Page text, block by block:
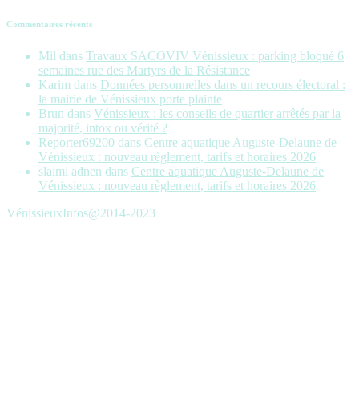
Commentaires récents
Mil dans Travaux SACOVIV Vénissieux : parking bloqué 6
semaines rue des Martyrs de la Résistance
Karim dans Données personnelles dans un recours électoral :
la mairie de Vénissieux porte plainte
Brun dans Vénissieux : les conseils de quartier arrêtés par la
majorité, intox ou vérité ?
Reporter69200 dans Centre aquatique Auguste-Delaune de
Vénissieux : nouveau règlement, tarifs et horaires 2026
slaimi adnen dans Centre aquatique Auguste-Delaune de
Vénissieux : nouveau règlement, tarifs et horaires 2026
VénissieuxInfos@2014-2023